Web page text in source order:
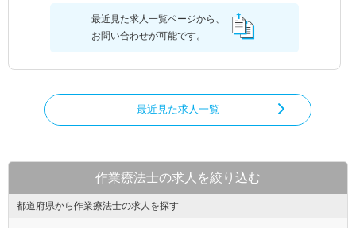
最近見た求人一覧ページから、
お問い合わせが可能です。
最近見た求人一覧
作業療法士の求人を絞り込む
都道府県から作業療法士の求人を探す